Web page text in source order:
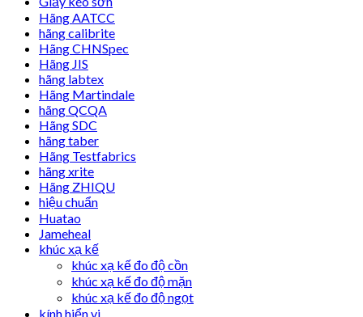
Hãng AATCC
hãng calibrite
Hãng CHNSpec
Hãng JIS
hãng labtex
Hãng Martindale
hãng QCQA
Hãng SDC
hãng taber
Hãng Testfabrics
hãng xrite
Hãng ZHIQU
hiệu chuẩn
Huatao
Jameheal
khúc xạ kế
khúc xạ kế đo độ cồn
khúc xạ kế đo độ mặn
khúc xạ kế đo độ ngọt
kính hiển vi